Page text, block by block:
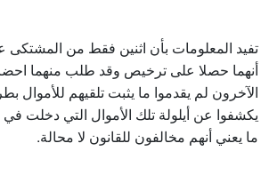
تفيد المعلومات بأن اثنين فقط من المشتكى
أنهما حصلا على ترخيص وقد طلب منهما احضار
الآخرون لم يقدموا ما يثبت تلقيهم للأموال
يكشفوا عن أيلولة تلك الأموال التي دخلت
ما يعني أنهم مخالفون للقانون لا محالة.